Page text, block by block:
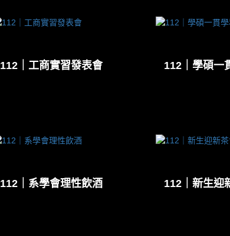
112｜工商實習發表會 112｜學碩一
112｜系學會理性飲酒 112｜新生迎